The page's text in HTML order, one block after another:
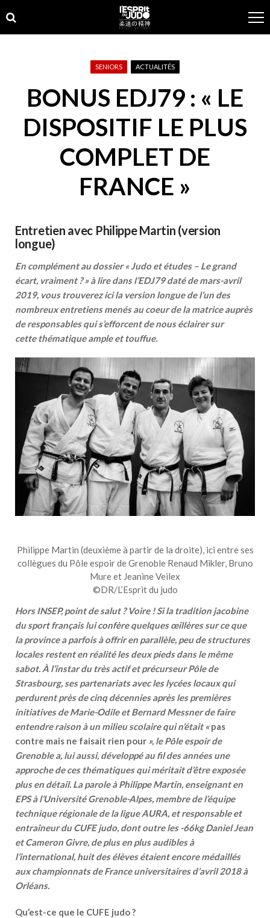
to
navigation
to
content
SENIORS ACTUALITÉS
BONUS EDJ79 : « LE
DISPOSITIF LE PLUS
COMPLET DE
FRANCE »
Entretien avec Philippe Martin (version
longue)
En complément au dossier « Judo et études – Le grand
écart, vraiment ? » à lire dans l’EDJ79 daté de mars-avril
2019, vous trouverez ici la version longue de l’un des
nombreux entretiens menés au coeur de la matrice auprès
de responsables qui s’efforcent de nous éclairer sur
cette thématique ample et touffue.
Philippe Martin (deuxième à partir de la droite), ici entre ses
collègues du Pôle espoir de Grenoble Renaud Mikler, Bruno
Mure et Jeanine Veilex
©DR/L’Esprit du judo
Hors INSEP, point de salut ? Voire ! Si la tradition jacobine
du sport français lui confère quelques œillères sur ce que
la province a parfois à offrir en parallèle, peu de structures
locales restent en réalité les deux pieds dans le même
sabot. À l’instar du très actif et précurseur Pôle de
Strasbourg, ses partenariats avec les lycées locaux qui
perdurent près de cinq décennies après les premières
initiatives de Marie-Odile et Bernard Messner de faire
entendre raison à un milieu scolaire qui n’était «pas
contre mais ne faisait rien pour », le Pôle espoir de
Grenoble a, lui aussi, développé au fil des années une
approche de ces thématiques qui méritait d’être exposée
plus en détail. La parole à Philippe Martin, enseignant en
EPS à l’Université Grenoble-Alpes, membre de l’équipe
technique régionale de la ligue AURA, et responsable et
entraîneur du CUFE judo, dont outre les -66kg Daniel Jean
et Cameron Givre, de plus en plus audibles à
l’international, huit des élèves étaient encore médaillés
aux championnats de France universitaires d’avril 2018 à
Orléans.
Qu’est-ce que le CUFE judo ?